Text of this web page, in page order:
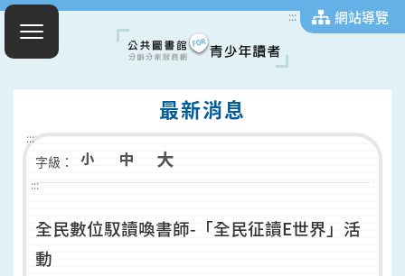
::: 網站導覽
最新消息
:::
字級：
:::
全民數位馭讀喚書師-「全民征讀E世界」活
動